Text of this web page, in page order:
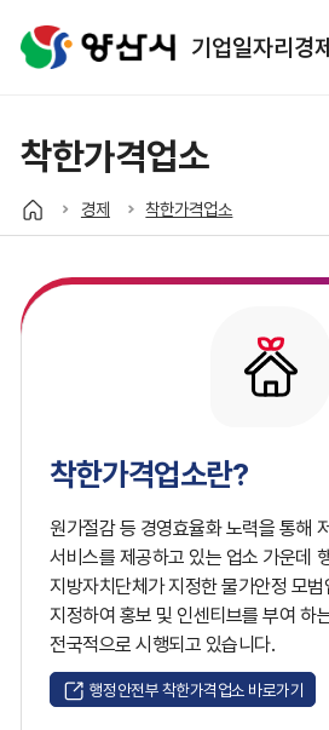
기업일자리경제
착한가격업소
경제 착한가격업소
착한가격업소란?
원가절감 등 경영효율화 노력을 통해
서비스를 제공하고 있는 업소 가운데
지방자치단체가 지정한 물가안정 모
지정하여 홍보 및 인센티브를 부여 하
전국적으로 시행되고 있습니다.
행정안전부 착한가격업소 바로가기